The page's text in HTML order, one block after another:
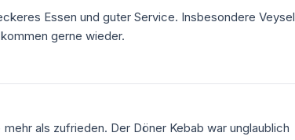
Essen und guter Service. Insbesondere Veysel
gerne wieder.
als zufrieden. Der Döner Kebab war unglaublich